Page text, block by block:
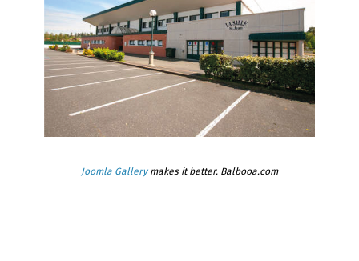
Joomla Gallerymakes it better. Balbooa.com